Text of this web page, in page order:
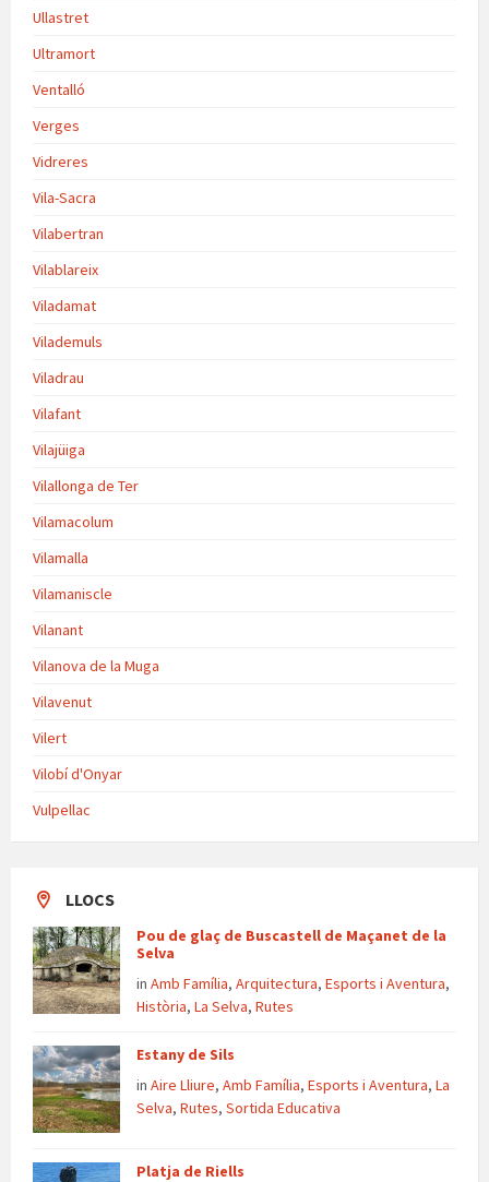
Ullastret
Ultramort
Ventalló
Verges
Vidreres
Vila-Sacra
Vilabertran
Vilablareix
Viladamat
Vilademuls
Viladrau
Vilafant
Vilajüiga
Vilallonga de Ter
Vilamacolum
Vilamalla
Vilamaniscle
Vilanant
Vilanova de la Muga
Vilavenut
Vilert
Vilobí d'Onyar
Vulpellac
LLOCS
Pou de glaç de Buscastell de Maçanet de la
Selva
in Amb Família, Arquitectura, Esports i Aventura,
Història, La Selva, Rutes
Estany de Sils
in Aire Lliure, Amb Família, Esports i Aventura, La
Selva, Rutes, Sortida Educativa
Platja de Riells